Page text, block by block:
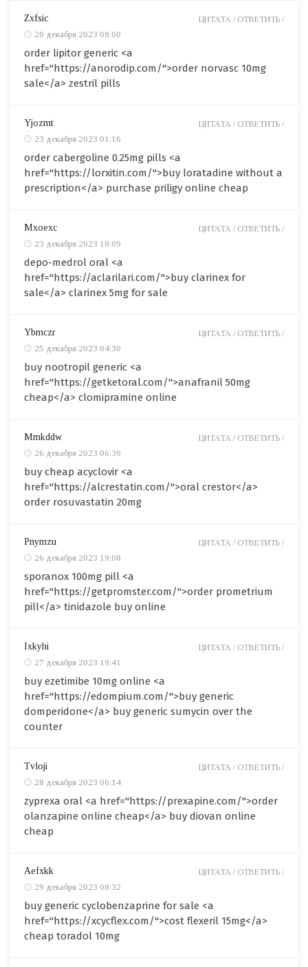
Zxfsic
20 декабря 2023 08:00
order lipitor generic <a
href="https://anorodip.com/">order norvasc 10mg
sale</a> zestril pills
ЦИТАТА / ОТВЕТИТЬ /
Yjozmt
23 декабря 2023 01:16
order cabergoline 0.25mg pills <a
href="https://lorxitin.com/">buy loratadine without a
prescription</a> purchase priligy online cheap
ЦИТАТА / ОТВЕТИТЬ /
Mxoexc
23 декабря 2023 18:09
depo-medrol oral <a
href="https://aclarilari.com/">buy clarinex for
sale</a> clarinex 5mg for sale
ЦИТАТА / ОТВЕТИТЬ /
Ybmczr
25 декабря 2023 04:30
buy nootropil generic <a
href="https://getketoral.com/">anafranil 50mg
cheap</a> clomipramine online
ЦИТАТА / ОТВЕТИТЬ /
Mmkddw
26 декабря 2023 06:30
buy cheap acyclovir <a
href="https://alcrestatin.com/">oral crestor</a>
order rosuvastatin 20mg
ЦИТАТА / ОТВЕТИТЬ /
Pnymzu
26 декабря 2023 19:08
sporanox 100mg pill <a
href="https://getpromster.com/">order prometrium
pill</a> tinidazole buy online
ЦИТАТА / ОТВЕТИТЬ /
Ixkyhi
27 декабря 2023 19:41
buy ezetimibe 10mg online <a
href="https://edompium.com/">buy generic
domperidone</a> buy generic sumycin over the
counter
ЦИТАТА / ОТВЕТИТЬ /
Tvloji
28 декабря 2023 06:14
zyprexa oral <a href="https://prexapine.com/">order
olanzapine online cheap</a> buy diovan online
cheap
ЦИТАТА / ОТВЕТИТЬ /
Aefxkk
29 декабря 2023 08:32
buy generic cyclobenzaprine for sale <a
href="https://xcycflex.com/">cost flexeril 15mg</a>
cheap toradol 10mg
ЦИТАТА / ОТВЕТИТЬ /